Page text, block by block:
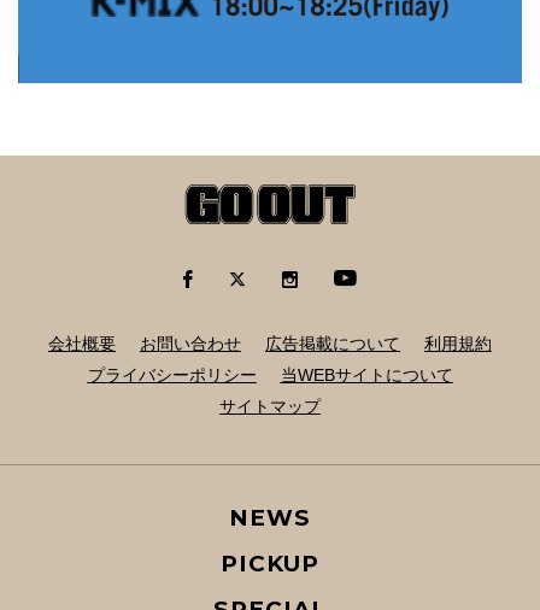
会社概要 お問い合わせ 広告掲載について
利用規約
プライバシーポリシー
当WEBサイトについて
サイトマップ
NEWS
PICKUP